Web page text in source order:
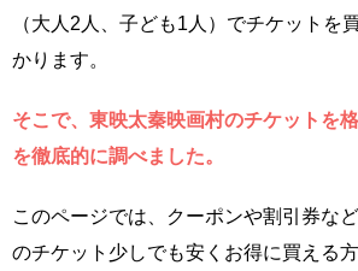
（大人2人、子ども1人）でチケットを
かります。
そこで、東映太秦映画村のチケットを
を徹底的に調べました。
このページでは、クーポンや割引券な
のチケット少しでも安くお得に買える